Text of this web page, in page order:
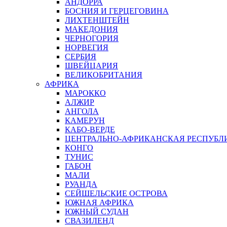
АНДОРРА
БОСНИЯ И ГЕРЦЕГОВИНА
ЛИХТЕНШТЕЙН
МАКЕДОНИЯ
ЧЕРНОГОРИЯ
НОРВЕГИЯ
СЕРБИЯ
ШВЕЙЦАРИЯ
ВЕЛИКОБРИТАНИЯ
АФРИКА
МАРОККО
АЛЖИР
АНГОЛА
КАМЕРУН
КАБО-ВЕРДЕ
ЦЕНТРАЛЬНО-АФРИКАНСКАЯ
КОНГО
ТУНИС
ГАБОН
МАЛИ
РУАНДА
СЕЙШЕЛЬСКИЕ ОСТРОВА
ЮЖНАЯ АФРИКА
ЮЖНЫЙ СУДАН
СВАЗИЛЕНД